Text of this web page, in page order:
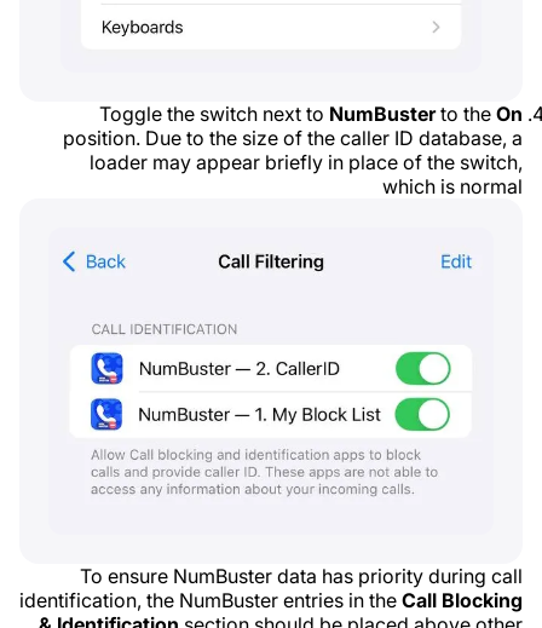
Toggle the switch next to NumBusterto the On
position. Due to the size of the caller ID database, a
loader may appear briefly in place of the switch,
which is normal
To ensure NumBuster data has priority during call
identification, the NumBuster entries in the Call Blocking